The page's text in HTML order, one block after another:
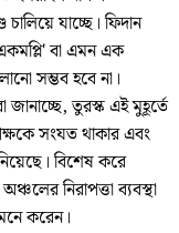
যাচ্ছে। ফিদান
বা এমন এক
সম্ভব হবে না।
জানাচ্ছে, তুরস্ক এই মুহূর্তে
সংযত থাকার এবং
বিশেষ করে
নিরাপত্তা ব্যবস্থা
করেন।